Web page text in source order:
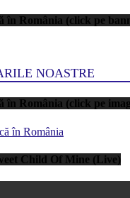
în România (click pe
NOASTRE
în România (click pe
Child Of Mine (Live)